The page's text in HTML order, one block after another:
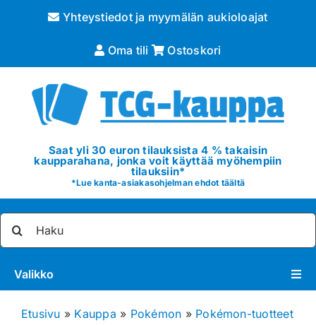
Yhteystiedot ja myymälän aukioloajat
Oma tili Ostoskori
Saat yli 30 euron tilauksista 4 % takaisin
kaupparahana, jonka voit käyttää myöhempiin
tilauksiin*
*Lue kanta-asiakasohjelman ehdot täältä
Valikko
Pokémon
Etusivu » Kauppa » Pokémon » Pokémon-tuotteet